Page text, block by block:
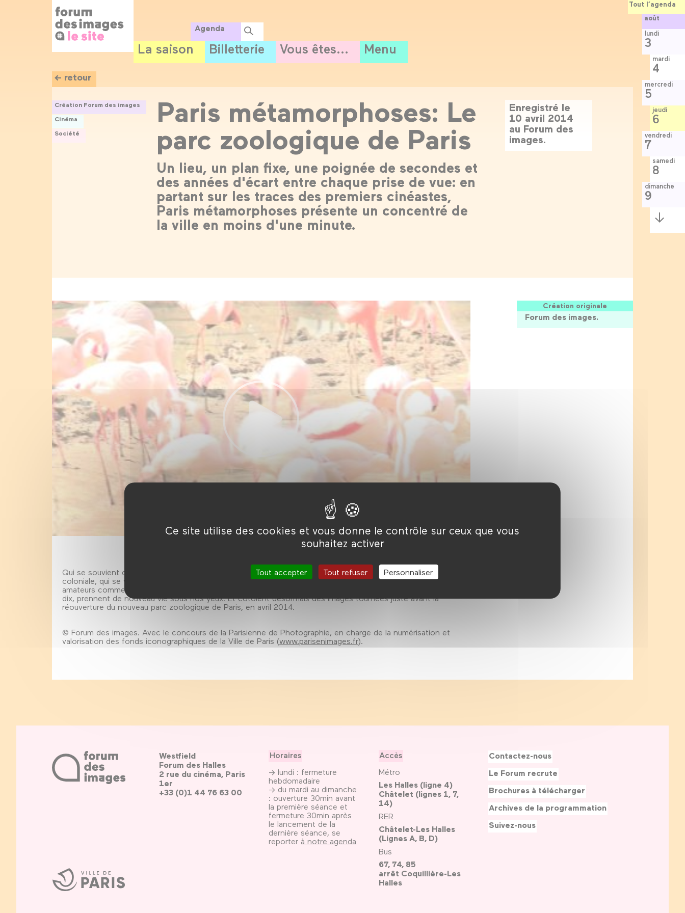
Ce site utilise des cookies et vous donne le contrôle sur ceux que vous
souhaitez activer
Tout accepter Tout refuser Personnaliser
Agenda
La saison Billetterie Vous êtes... Menu
← retour
Création Forum des images
Cinéma
Société
Enregistré le
10 avril 2014
au Forum des
images.
Paris métamorphoses: Le
parc zoologique de Paris
Un lieu, un plan fixe, une poignée de secondes et
des années d'écart entre chaque prise de vue: en
partant sur les traces des premiers cinéastes,
Paris métamorphoses présente un concentré de
la ville en moins d'une minute.
Création originale
Forum des images.
Qui se souvient du zoo d'été ouvert en 1931 dans le bois de Vincennes pour les visiteurs de l'Exposition
coloniale, qui se vantait alors de proposer un tour du monde en une journée? Grâce à des cinéastes
amateurs comme Louis Estevez, ces images d'une époque révolue, des années trente aux années soixante-
dix, prennent de nouveau vie sous nos yeux. Et côtoient désormais des images tournées juste avant la
réouverture du nouveau parc zoologique de Paris, en avril 2014.
© Forum des images. Avec le concours de la Parisienne de Photographie, en charge de la numérisation et
valorisation des fonds iconographiques de la Ville de Paris (www.parisenimages.fr).
Tout l’agenda
août
lundi
3
mardi
4
mercredi
5
jeudi
6
vendredi
7
samedi
8
dimanche
9
Semaine
suivante
Ville
de
Paris
Westfield
Forum des Halles
2 rue du cinéma, Paris
1er
+33 (0)1 44 76 63 00
Horaires
→ lundi : fermeture
hebdomadaire
→ du mardi au dimanche
: ouverture 30min avant
la première séance et
fermeture 30min après
le lancement de la
dernière séance, se
reporter à notre agenda
Accès
Métro
Les Halles (ligne 4)
Châtelet (lignes 1, 7,
14)
RER
Châtelet-Les Halles
(Lignes A, B, D)
Bus
67, 74, 85
arrêt Coquillière-Les
Halles
Contactez-nous
Le Forum recrute
Brochures à télécharger
Archives de la programmation
Suivez-nous